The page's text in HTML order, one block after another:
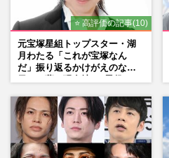
⭐ 高評価の記事(10)
元宝塚星組トップスター・湖
月わたる「これが宝塚なん
だ」振り返るかけがえのない